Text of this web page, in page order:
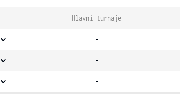
Hlavní turnaje
-
-
-